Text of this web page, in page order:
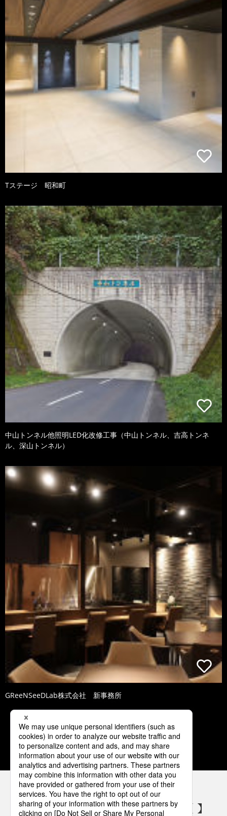
Tステージ 昭和町
中山トンネル他照明LED化改修工事（中山トンネル、吉高トンネ
ル、深山トンネル）
GReeNSeeDLab株式会社 新事務所
2 3 4 5 6
パナソニックの電気設備 SNSアカウント